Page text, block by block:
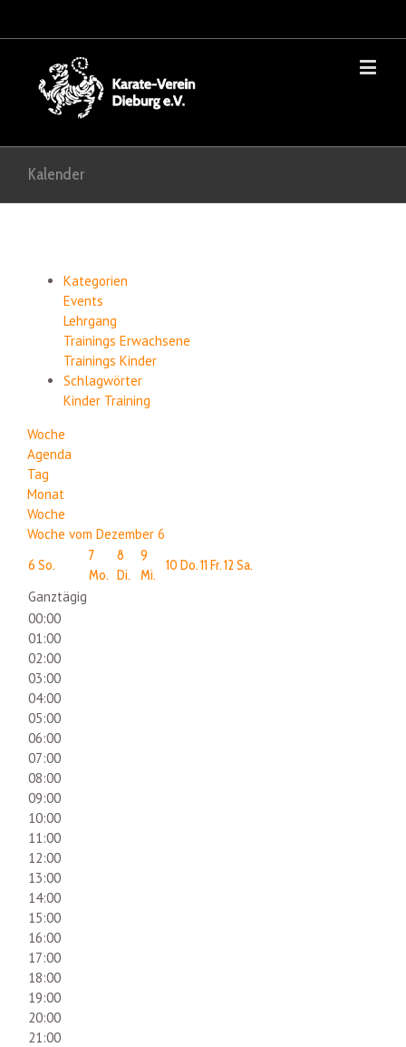
Kalender
Kategorien
Events
Lehrgang
Trainings Erwachsene
Trainings Kinder
Schlagwörter
Kinder Training
Woche
Agenda
Tag
Monat
Woche
Woche vom Dezember 6
6 So.
7
Mo.
8
Di.
9
Mi.
10 Do.11 Fr.12 Sa.
Ganztägig
00:00
01:00
02:00
03:00
04:00
05:00
06:00
07:00
08:00
09:00
10:00
11:00
12:00
13:00
14:00
15:00
16:00
17:00
18:00
19:00
20:00
21:00